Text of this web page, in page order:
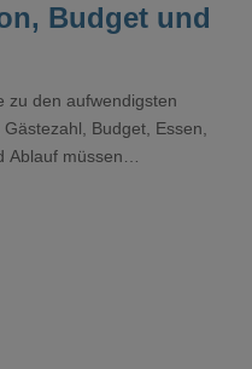
Budget und
zu den aufwendigsten
Budget, Essen,
Ablauf müssen
organisiert ist und trotzdem